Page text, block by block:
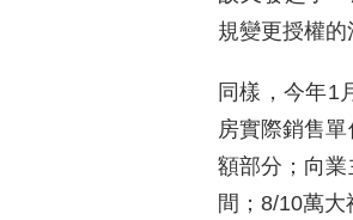
規變更授權的
同樣，今年1
房實際銷售
額部分；向
間；8/10萬大